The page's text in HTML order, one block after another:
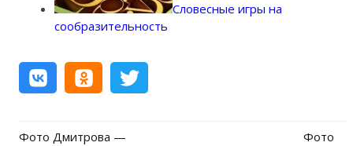
Словесные игры на
сообразительность
Фото Дмитрова —
Фото